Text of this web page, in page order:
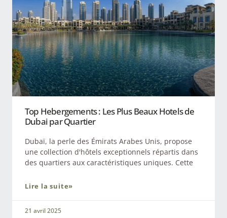
Top Hebergements : Les Plus Beaux Hotels de
Dubai par Quartier
Dubaï, la perle des Émirats Arabes Unis, propose
une collection d'hôtels exceptionnels répartis dans
des quartiers aux caractéristiques uniques. Cette
Lire la suite»
21 avril 2025